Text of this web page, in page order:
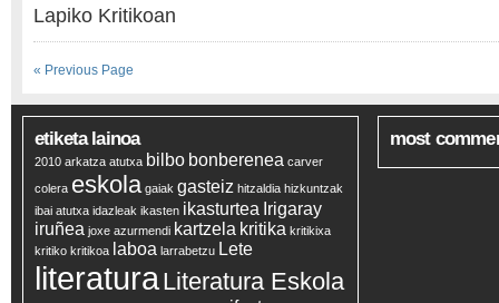
Lapiko Kritikoan
« Previous Page
etiketa lainoa
2010 arkatza atutxa bilbo bonberenea carver
colera eskola gaiak gasteiz hitzaldia hizkuntzak
ibai atutxa idazleak ikasten ikasturtea Irigaray
iruñea joxe azurmendi kartzela kritika kritikixa
kritiko kritikoa laboa larrabetzu Lete
literaturaLiteratura Eskola
most